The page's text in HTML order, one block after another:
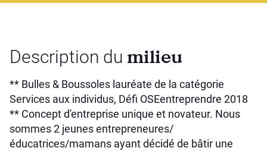
Description du milieu
** Bulles & Boussoles lauréate de la catégorie
Services aux individus, Défi OSEentreprendre 2018
** Concept d'entreprise unique et novateur. Nous
sommes 2 jeunes entrepreneures/
éducatrices/mamans ayant décidé de bâtir une